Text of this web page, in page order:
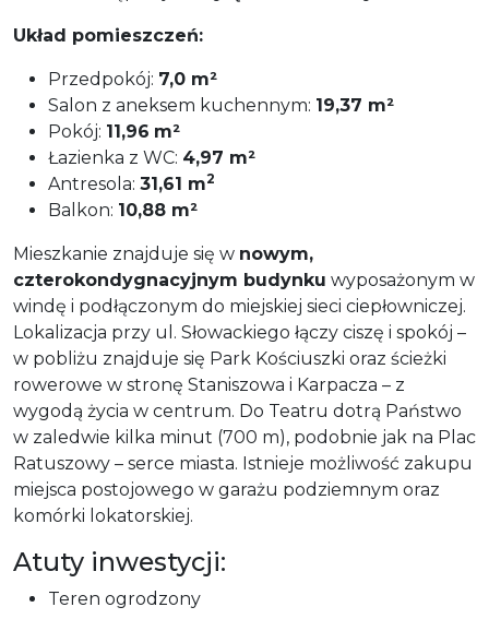
Układ pomieszczeń:
Przedpokój: 7,0 m²
Salon z aneksem kuchennym: 19,37 m²
Pokój: 11,96 m²
Łazienka z WC: 4,97 m²
Antresola: 31,61 m2
Balkon: 10,88 m²
Mieszkanie znajduje się w nowym,
czterokondygnacyjnym budynku wyposażonym w
windę i podłączonym do miejskiej sieci ciepłowniczej.
Lokalizacja przy ul. Słowackiego łączy ciszę i spokój –
w pobliżu znajduje się Park Kościuszki oraz ścieżki
rowerowe w stronę Staniszowa i Karpacza – z
wygodą życia w centrum. Do Teatru dotrą Państwo
w zaledwie kilka minut (700 m), podobnie jak na Plac
Ratuszowy – serce miasta. Istnieje możliwość zakupu
miejsca postojowego w garażu podziemnym oraz
komórki lokatorskiej.
Atuty inwestycji:
Teren ogrodzony